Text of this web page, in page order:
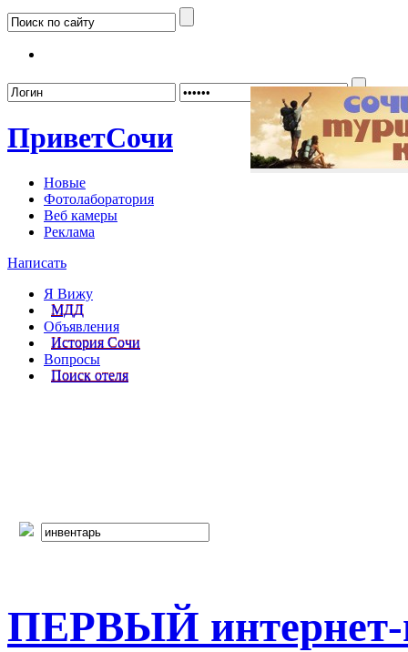
ПриветСочи
Новые
Фотолаборатория
Веб камеры
Реклама
Написать
Я Вижу
МДД
Объявления
История Сочи
Вопросы
Поиск отеля
ПЕРВЫЙ интернет-